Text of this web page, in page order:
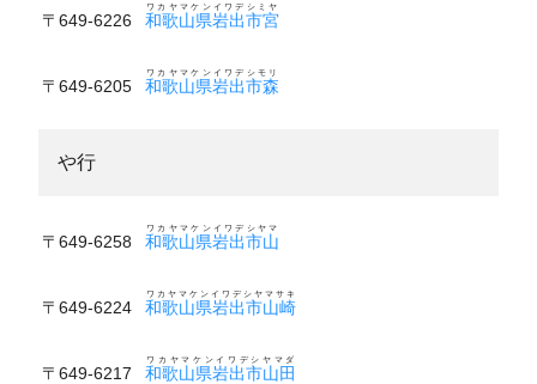
〒649-6226 和歌山県岩出市宮
ワカヤマケンイワデシミヤ
〒649-6205 和歌山県岩出市森
ワカヤマケンイワデシモリ
や行
〒649-6258 和歌山県岩出市山
ワカヤマケンイワデシヤマ
〒649-6224 和歌山県岩出市山崎
ワカヤマケンイワデシヤマサキ
〒649-6217 和歌山県岩出市山田
ワカヤマケンイワデシヤマダ